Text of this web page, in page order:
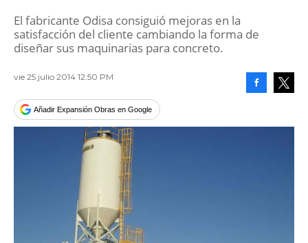
El fabricante Odisa consiguió mejoras en la
satisfacción del cliente cambiando la forma de
diseñar sus maquinarias para concreto.
vie 25 julio 2014 12:50 PM
Añadir Expansión Obras en Google